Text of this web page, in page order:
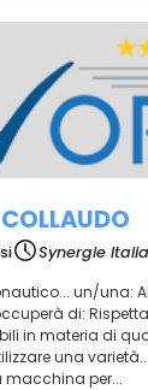
Synergie
un/una:
di:
in materia di
una
macchina per...